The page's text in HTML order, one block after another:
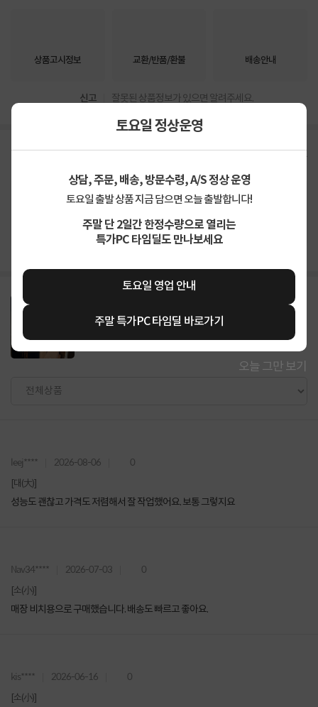
토요일 정상운영
상담, 주문, 배송, 방문수령, A/S 정상 운영
토요일 출발 상품 지금 담으면 오늘 출발합니다!
주말 단 2일간 한정수량으로 열리는
특가PC 타임딜도 만나보세요
토요일 영업 안내
주말 특가PC 타임딜 바로가기
오늘 그만 보기
상품고시정보 교환/반품/환불 배송안내
신고 잘못된 상품정보가 있으면 알려주세요.
구매후기 지금 후기쓰면 적립금 2배! 총442건
4.9 상품 만족해요
배송
빨라요
leej**** 2026-08-06 0
[대(大)]
성능도 괜찮고 가격도 저렴해서 잘 작업했어요. 보통 그렇지요
Nav34**** 2026-07-03 0
[소(小)]
매장 비치용으로 구매했습니다. 배송도 빠르고 좋아요.
kis**** 2026-06-16 0
[소(小)]